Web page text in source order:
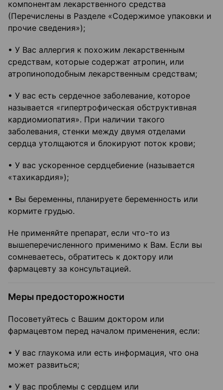
компонентам лекарственного средства
(Перечислены в Разделе «Содержимое упаковки и
прочие сведения»);
• У Вас аллергия к похожим лекарственным
средствам, которые содержат атропин, или
атропиноподобным лекарственным средствам;
• У вас есть сердечное заболевание, которое
называется «гипертрофическая обструктивная
кардиомиопатия». При наличии такого
заболевания, стенки между двумя отделами
сердца утолщаются и блокируют поток крови;
• У вас ускоренное сердцебиение (называется
«тахикардия»);
• Вы беременны, планируете беременность или
кормите грудью.
Не применяйте препарат, если что-то из
вышеперечисленного применимо к Вам. Если вы
сомневаетесь, обратитесь к доктору или
фармацевту за консультацией.
Меры предосторожности
Посоветуйтесь с Вашим доктором или
фармацевтом перед началом применения, если:
• У вас глаукома или есть информация, что она
может развиться;
• У вас проблемы с сердцем или